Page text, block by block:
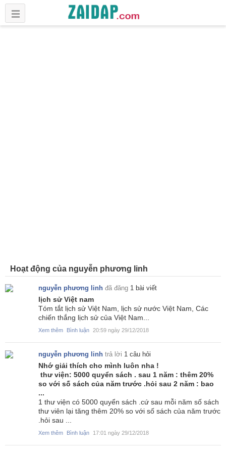
Hoạt động của nguyễn phương linh
nguyễn phương linh đã đăng 1 bài viết
lịch sử Việt nam
Tóm tắt lịch sử Việt Nam, lịch sử nước Việt Nam, Các
chiến thắng lịch sử của Việt Nam...
Xem thêm Bình luận 20:59 ngày 29/12/2018
nguyễn phương linh trả lời 1 câu hỏi
Nhớ giải thích cho mình luôn nha !
thư viện: 5000 quyển sách . sau 1 năm : thêm 20%
so với số sách của năm trước .hỏi sau 2 năm : bao
...
1 thư viện có 5000 quyển sách .cứ sau mỗi năm số sách
thư viên lại tăng thêm 20% so với số sách của năm trước
.hỏi sau ...
Xem thêm Bình luận 17:01 ngày 29/12/2018